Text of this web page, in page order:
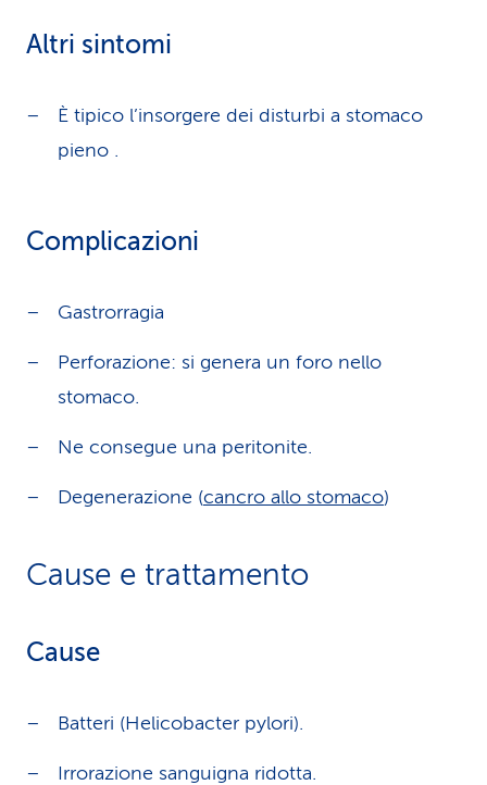
Altri sintomi
È tipico l’insorgere dei disturbi a stomaco
pieno .
Complicazioni
Gastrorragia
Perforazione: si genera un foro nello
stomaco.
Ne consegue una peritonite.
Degenerazione (cancro allo stomaco)
Cause e trattamento
Cause
Batteri (Helicobacter pylori).
Irrorazione sanguigna ridotta.